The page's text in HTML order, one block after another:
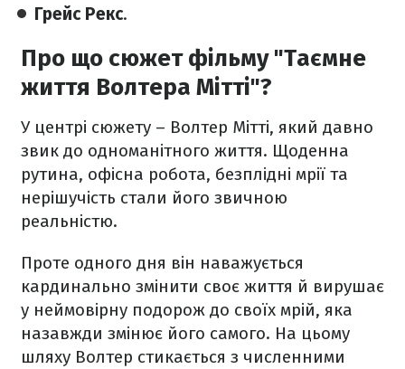
Грейс Рекс.
Про що сюжет фільму "Таємне
життя Волтера Мітті"?
У центрі сюжету – Волтер Мітті, який давно
звик до одноманітного життя. Щоденна
рутина, офісна робота, безплідні мрії та
нерішучість стали його звичною
реальністю.
Проте одного дня він наважується
кардинально змінити своє життя й вирушає
у неймовірну подорож до своїх мрій, яка
назавжди змінює його самого. На цьому
шляху Волтер стикається з численними